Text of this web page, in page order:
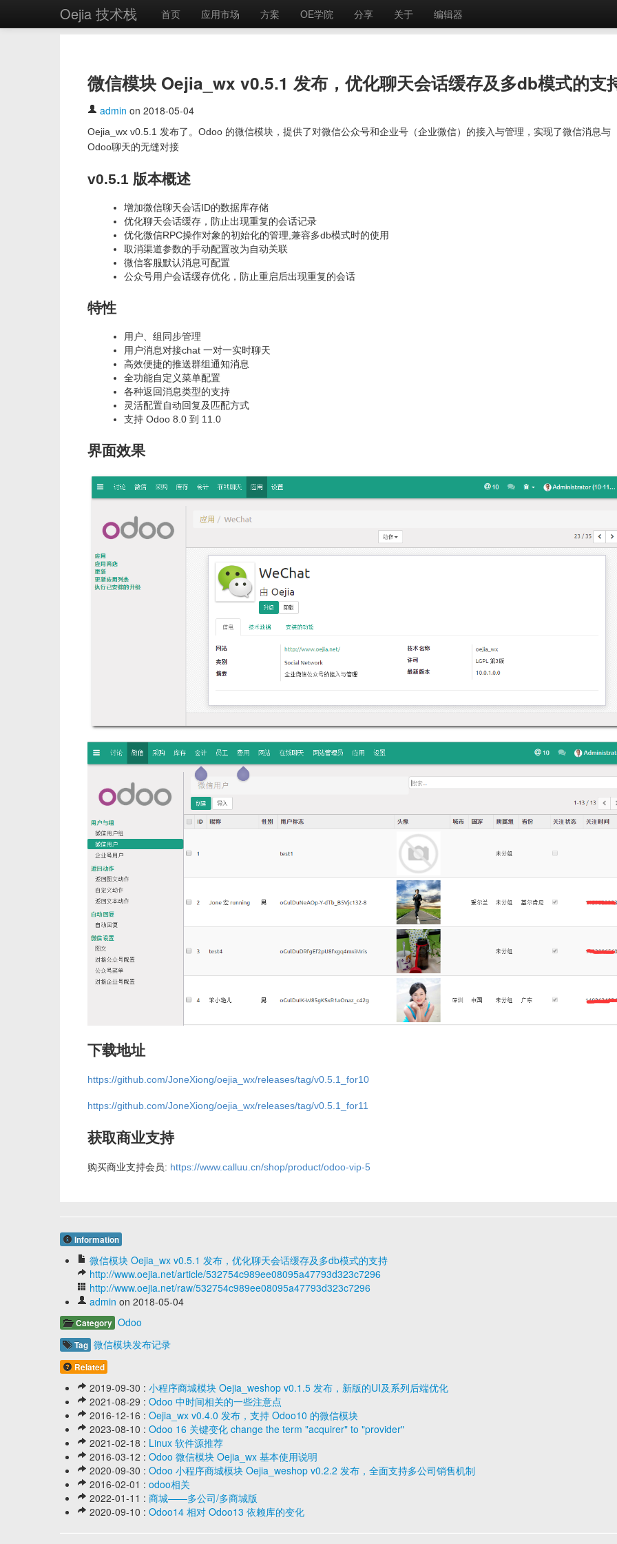
Oejia 技术栈 首页 应用市场 方案 OE学院 分享 关于 编辑器
微信模块 Oejia_wx v0.5.1 发布，优化聊天会话缓存及多db模式的支
admin on 2018-05-04
Oejia_wx v0.5.1 发布了。Odoo 的微信模块，提供了对微信公众号和企业号（企业微信）的接入与管理，实现了微信消息与
Odoo聊天的无缝对接
v0.5.1 版本概述
增加微信聊天会话ID的数据库存储
优化聊天会话缓存，防止出现重复的会话记录
优化微信RPC操作对象的初始化的管理,兼容多db模式时的使用
取消渠道参数的手动配置改为自动关联
微信客服默认消息可配置
公众号用户会话缓存优化，防止重启后出现重复的会话
特性
用户、组同步管理
用户消息对接chat 一对一实时聊天
高效便捷的推送群组通知消息
全功能自定义菜单配置
各种返回消息类型的支持
灵活配置自动回复及匹配方式
支持 Odoo 8.0 到 11.0
界面效果
下载地址
https://github.com/JoneXiong/oejia_wx/releases/tag/v0.5.1_for10
https://github.com/JoneXiong/oejia_wx/releases/tag/v0.5.1_for11
获取商业支持
购买商业支持会员: https://www.calluu.cn/shop/product/odoo-vip-5
Information
微信模块 Oejia_wx v0.5.1 发布，优化聊天会话缓存及多db模式的支持
http://www.oejia.net/article/532754c989ee08095a47793d323c7296
http://www.oejia.net/raw/532754c989ee08095a47793d323c7296
admin on 2018-05-04
Category Odoo
Tag 微信模块发布记录
Related
2019-09-30 : 小程序商城模块 Oejia_weshop v0.1.5 发布，新版的UI及系列后端优化
2021-08-29 : Odoo 中时间相关的一些注意点
2016-12-16 : Oejia_wx v0.4.0 发布，支持 Odoo10 的微信模块
2023-08-10 : Odoo 16 关键变化 change the term "acquirer" to "provider"
2021-02-18 : Linux 软件源推荐
2016-03-12 : Odoo 微信模块 Oejia_wx 基本使用说明
2020-09-30 : Odoo 小程序商城模块 Oejia_weshop v0.2.2 发布，全面支持多公司销售机制
2016-02-01 : odoo相关
2022-01-11 : 商城——多公司/多商城版
2020-09-10 : Odoo14 相对 Odoo13 依赖库的变化